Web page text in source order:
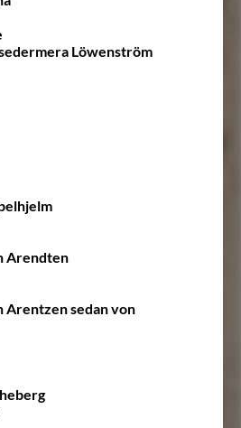
Löwenström
Arendten
Arentzen sedan von